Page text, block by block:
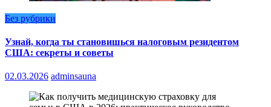
Без рубрики
Узнай, когда ты становишься налоговым резидентом
США: секреты и советы
02.03.2026 adminsauna